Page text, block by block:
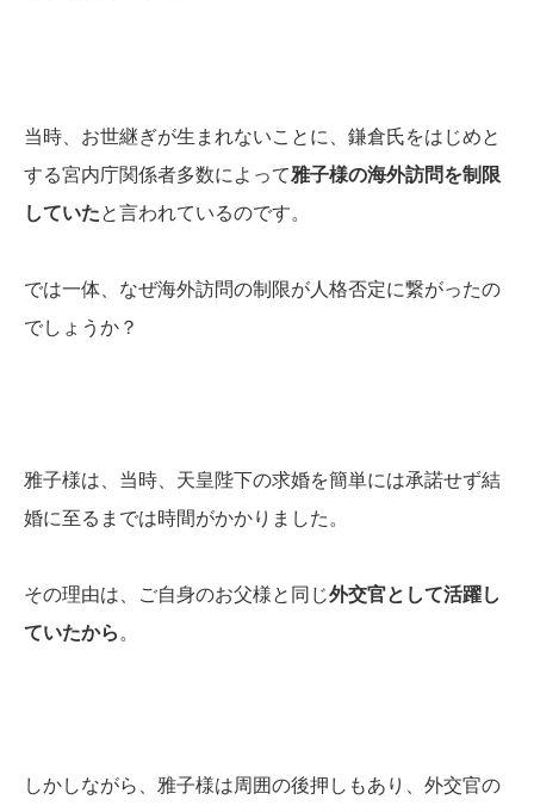
当時、お世継ぎが生まれないことに、鎌倉氏をはじめと
する宮内庁関係者多数によって雅子様の海外訪問を制限
していたと言われているのです。
では一体、なぜ海外訪問の制限が人格否定に繋がったの
でしょうか？
雅子様は、当時、天皇陛下の求婚を簡単には承諾せず結
婚に至るまでは時間がかかりました。
その理由は、ご自身のお父様と同じ外交官として活躍し
ていたから 。
しかしながら、雅子様は周囲の後押しもあり、外交官の